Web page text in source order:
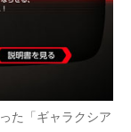
た「ギャラクシア